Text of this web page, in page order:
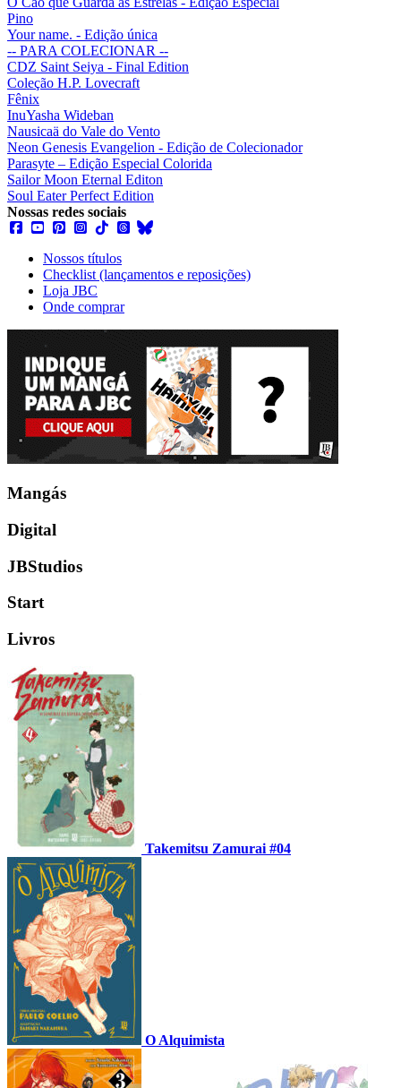
Pino
Your name. - Edição única
-- PARA COLECIONAR --
CDZ Saint Seiya - Final Edition
Coleção H.P. Lovecraft
Fênix
InuYasha Wideban
Nausicaä do Vale do Vento
Neon Genesis Evangelion - Edição de Colecionador
Parasyte – Edição Especial Colorida
Sailor Moon Eternal Editon
Soul Eater Perfect Edition
Nossas redes sociais
Nossos títulos
Checklist (lançamentos e reposições)
Loja JBC
Onde comprar
Mangás
Digital
JBStudios
Start
Livros
Takemitsu Zamurai #04
O Alquimista